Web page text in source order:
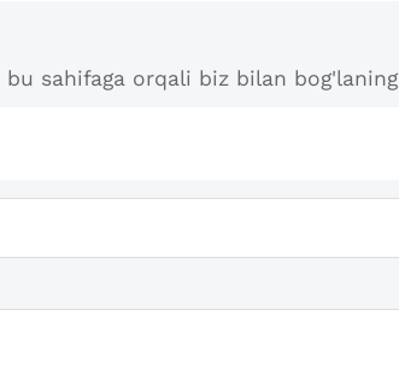
sahifaga orqali biz bilan bog'laning